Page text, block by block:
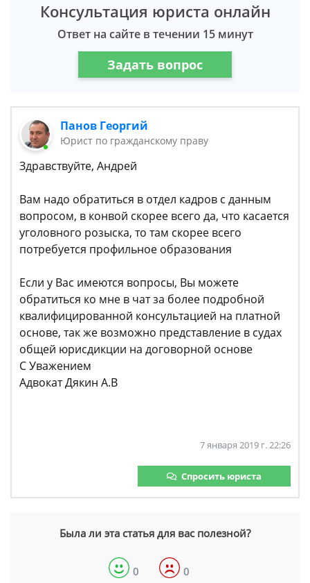
Консультация юриста онлайн
Ответ на сайте в течении 15 минут
Задать вопрос
Панов Георгий
Юрист по гражданскому праву
Здравствуйте, Андрей
Вам надо обратиться в отдел кадров с данным
вопросом, в конвой скорее всего да, что касается
уголовного розыска, то там скорее всего
потребуется профильное образования
Если у Вас имеются вопросы, Вы можете
обратиться ко мне в чат за более подробной
квалифицированной консультацией на платной
основе, так же возможно представление в судах
общей юрисдикции на договорной основе
С Уважением
Адвокат Дякин А.В
7 января 2019 г. 22:26
Спросить юриста
Была ли эта статья для вас полезной?
0 0